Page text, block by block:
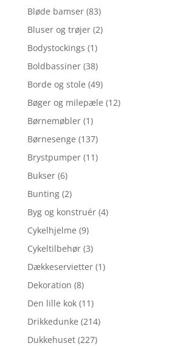
Bløde bamser (83)
Bluser og trøjer (2)
Bodystockings (1)
Boldbassiner (38)
Borde og stole (49)
Bøger og milepæle (12)
Børnemøbler (1)
Børnesenge (137)
Brystpumper (11)
Bukser (6)
Bunting (2)
Byg og konstruér (4)
Cykelhjelme (9)
Cykeltilbehør (3)
Dækkeservietter (1)
Dekoration (8)
Den lille kok (11)
Drikkedunke (214)
Dukkehuset (227)